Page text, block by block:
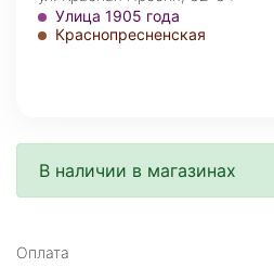
Улица 1905 года
Краснопресненская
В наличии в магазинах
Оплата